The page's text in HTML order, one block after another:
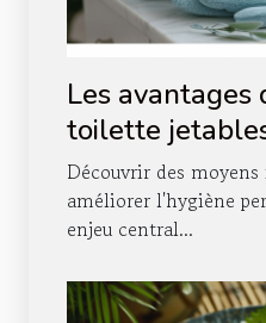
Les avantages
toilette
à domicile
Découvrir des
améliorer l'hygiène
enjeu central...